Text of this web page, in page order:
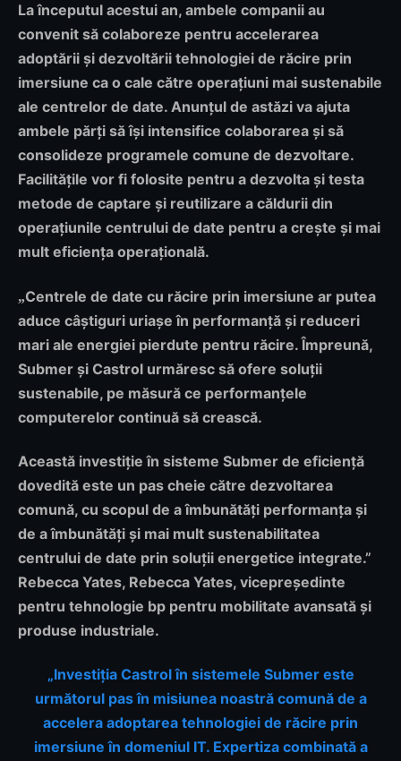
La începutul acestui an, ambele companii au
convenit să colaboreze pentru accelerarea
adoptării și dezvoltării tehnologiei de răcire prin
imersiune ca o cale către operațiuni mai sustenabile
ale centrelor de date. Anunțul de astăzi va ajuta
ambele părți să își intensifice colaborarea și să
consolideze programele comune de dezvoltare.
Facilitățile vor fi folosite pentru a dezvolta și testa
metode de captare și reutilizare a căldurii din
operațiunile centrului de date pentru a crește și mai
mult eficiența operațională.
„Centrele de date cu răcire prin imersiune ar putea
aduce câștiguri uriașe în performanță și reduceri
mari ale energiei pierdute pentru răcire. Împreună,
Submer și Castrol urmăresc să ofere soluții
sustenabile, pe măsură ce performanțele
computerelor continuă să crească.
Această investiție în sisteme Submer de eficiență
dovedită este un pas cheie către dezvoltarea
comună, cu scopul de a îmbunătăți performanța și
de a îmbunătăți și mai mult sustenabilitatea
centrului de date prin soluții energetice integrate.”
Rebecca Yates, Rebecca Yates, vicepreședinte
pentru tehnologie bp pentru mobilitate avansată și
produse industriale.
„Investiția Castrol în sistemele Submer este
următorul pas în misiunea noastră comună de a
accelera adoptarea tehnologiei de răcire prin
imersiune în domeniul IT. Expertiza combinată a